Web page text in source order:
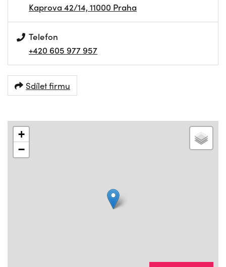
Kaprova 42/14, 11000 Praha
Telefon
+420 605 977 957
Sdílet firmu
+
−